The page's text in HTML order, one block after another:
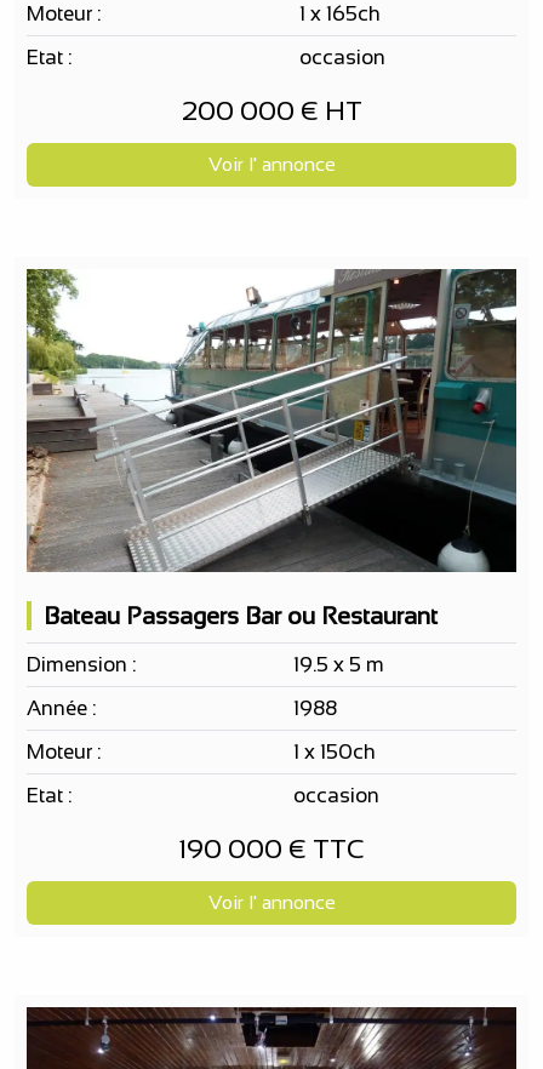
Moteur :
1 x 165ch
Etat :
occasion
200 000 € HT
Voir l' annonce
Bateau Passagers Bar ou Restaurant
Dimension :
19.5 x 5 m
Année :
1988
Moteur :
1 x 150ch
Etat :
occasion
190 000 € TTC
Voir l' annonce